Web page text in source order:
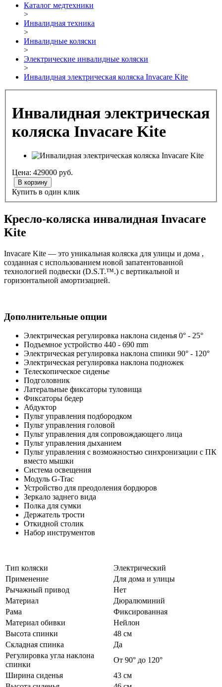
Каталог медтехники
>
Инвалидная техника
>
Инвалидные коляски
>
Электрические инвалидные коляски
>
Инвалидная электрическая коляска Invacare Kite
Инвалидная электрическая
коляска Invacare Kite
Цена: 429000 руб.
В корзину
Купить в один клик
Кресло-коляска инвалидная Invacare
Kite
Invacare Kite — это уникальная коляска для улицы и дома ,
созданная с использованием новой запатентованной
технологией подвески (D.S.T.™.) c вертикальной и
горизонтальной амортизацией.
Дополнительные опции
Электрическая регулировка наклона сиденья 0° - 25°
Подъемное устройство 440 - 690 mm
Электрическая регулировка наклона спинки 90° - 120°
Электрическая регулировка наклона подножек
Телескопическое сиденье
Подголовник
Латеральные фиксаторы туловища
Фиксаторы бедер
Абдуктор
Пульт управления подбородком
Пульт управления головой
Пульт управления для сопровождающего лица
Пульт управления дыханием
Пульт управления с возможностью синхронизации с ПК
вместо мышки
Система освещения
Модуль G-Trac
Устройство для преодоления бордюров
Зеркало заднего вида
Полка для сумки
Держатель трости
Откидной столик
Набор инструментов
Тип коляски
Электрический
Применение
Для дома и улицы
Рычажный привод
Нет
Материал
Дюралюминий
Рама
Фиксированная
Материал обивки
Нейлон
Высота спинки
48 см
Складная спинка
Да
Регулировка угла наклона
спинки
От 90° до 120°
Ширина сиденья
43 см